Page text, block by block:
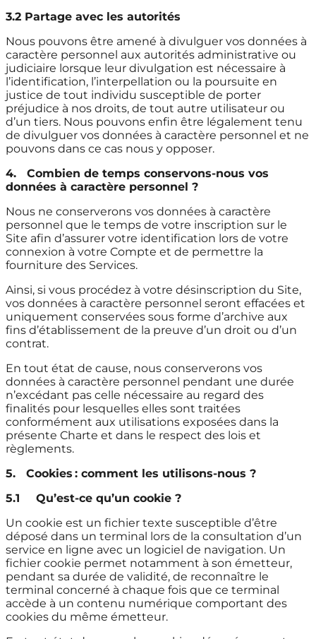
3.2 Partage avec les autorités
Nous pouvons être amené à divulguer vos données à
caractère personnel aux autorités administrative ou
judiciaire lorsque leur divulgation est nécessaire à
l’identification, l’interpellation ou la poursuite en
justice de tout individu susceptible de porter
préjudice à nos droits, de tout autre utilisateur ou
d’un tiers. Nous pouvons enfin être légalement tenu
de divulguer vos données à caractère personnel et ne
pouvons dans ce cas nous y opposer.
4. Combien de temps conservons-nous vos
données à caractère personnel ?
Nous ne conserverons vos données à caractère
personnel que le temps de votre inscription sur le
Site afin d’assurer votre identification lors de votre
connexion à votre Compte et de permettre la
fourniture des Services.
Ainsi, si vous procédez à votre désinscription du Site,
vos données à caractère personnel seront effacées et
uniquement conservées sous forme d’archive aux
fins d’établissement de la preuve d’un droit ou d’un
contrat.
En tout état de cause, nous conserverons vos
données à caractère personnel pendant une durée
n’excédant pas celle nécessaire au regard des
finalités pour lesquelles elles sont traitées
conformément aux utilisations exposées dans la
présente Charte et dans le respect des lois et
règlements.
5. Cookies : comment les utilisons-nous ?
5.1 Qu’est-ce qu’un cookie ?
Un cookie est un fichier texte susceptible d’être
déposé dans un terminal lors de la consultation d’un
service en ligne avec un logiciel de navigation. Un
fichier cookie permet notamment à son émetteur,
pendant sa durée de validité, de reconnaître le
terminal concerné à chaque fois que ce terminal
accède à un contenu numérique comportant des
cookies du même émetteur.